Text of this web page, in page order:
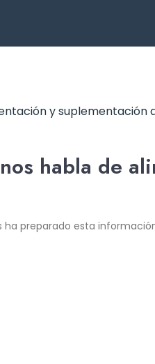
habla de
ha preparado esta